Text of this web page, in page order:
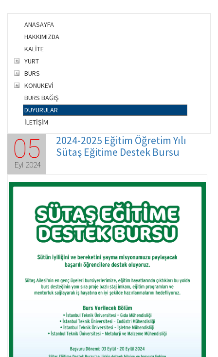
ANASAYFA
HAKKIMIZDA
KALİTE
YURT
BURS
KONUKEVİ
BURS BAĞIŞ
DUYURULAR
İLETİŞİM
05
Eyl 2024
2024-2025 Eğitim Öğretim Yılı
Sütaş Eğitime Destek Bursu